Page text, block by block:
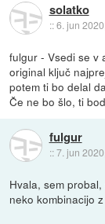
solatko
::6. jun
fulgur - Vsedi se v
original ključ
potem ti bo delal
Če ne bo šlo, ti
fulgur
::7. jun
Hvala, sem
neko kombinacijo